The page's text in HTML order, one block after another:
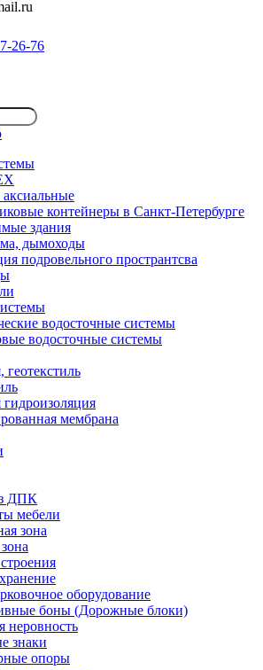
26-76
контейнеры в Санкт-Петербурге
здания
дымоходы
подровельного пространтсва
водосточные системы
водосточные системы
геотекстиль
гидроизоляция
мембрана
ДПК
мебели
зона
оборудование
боны (Дорожные блоки)
неровность
знаки
опоры